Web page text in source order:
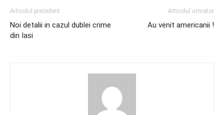
Articolul precedent
Noi detalii in cazul dublei crime
din Iasi
Articolul urmator
Au venit americanii !